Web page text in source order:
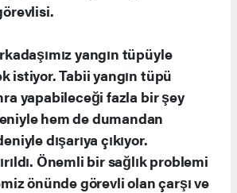
yangın tüpüyle
istiyor. Tabii yangın tüpü
yapabileceği fazla bir şey
hem de dumandan
dışarıya çıkıyor.
Önemli bir sağlık problemi
önünde görevli olan çarşı ve